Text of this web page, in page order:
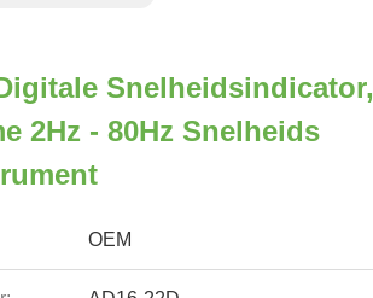
Snelheidsindicator,
2Hz - 80Hz Snelheids
OEM